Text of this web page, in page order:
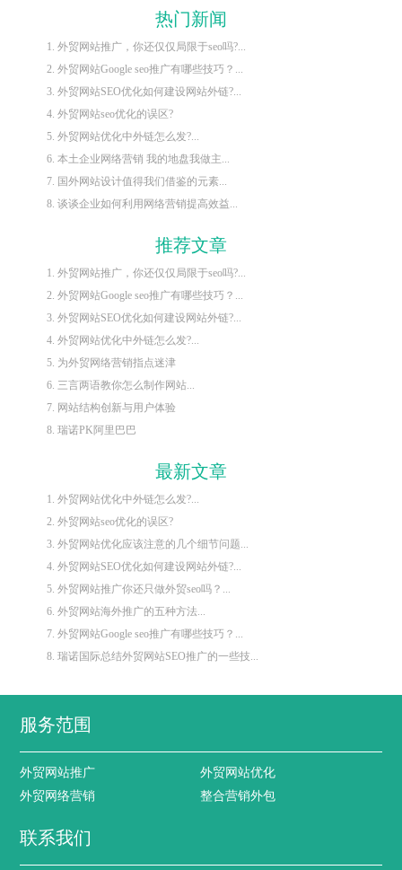
热门新闻
1. 外贸网站推广，你还仅仅局限于seo吗?...
2. 外贸网站Google seo推广有哪些技巧？...
3. 外贸网站SEO优化如何建设网站外链?...
4. 外贸网站seo优化的误区?
5. 外贸网站优化中外链怎么发?...
6. 本土企业网络营销 我的地盘我做主...
7. 国外网站设计值得我们借鉴的元素...
8. 谈谈企业如何利用网络营销提高效益...
推荐文章
1. 外贸网站推广，你还仅仅局限于seo吗?...
2. 外贸网站Google seo推广有哪些技巧？...
3. 外贸网站SEO优化如何建设网站外链?...
4. 外贸网站优化中外链怎么发?...
5. 为外贸网络营销指点迷津
6. 三言两语教你怎么制作网站...
7. 网站结构创新与用户体验
8. 瑞诺PK阿里巴巴
最新文章
1. 外贸网站优化中外链怎么发?...
2. 外贸网站seo优化的误区?
3. 外贸网站优化应该注意的几个细节问题...
4. 外贸网站SEO优化如何建设网站外链?...
5. 外贸网站推广你还只做外贸seo吗？...
6. 外贸网站海外推广的五种方法...
7. 外贸网站Google seo推广有哪些技巧？...
8. 瑞诺国际总结外贸网站SEO推广的一些技...
服务范围
外贸网站推广
外贸网站优化
外贸网络营销
整合营销外包
联系我们